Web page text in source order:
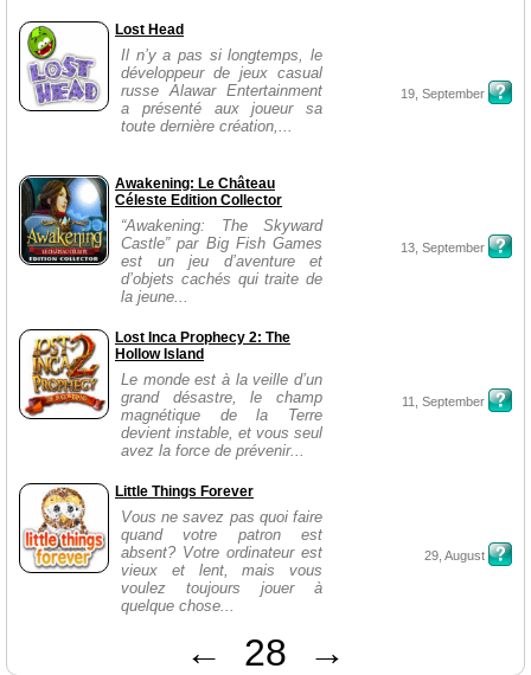
Lost Head
Il n’y a pas si longtemps, le
développeur de jeux casual
russe Alawar Entertainment
a présenté aux joueur sa
toute dernière création,...
19, September
Awakening: Le Château
Céleste Edition Collector
“Awakening: The Skyward
Castle” par Big Fish Games
est un jeu d’aventure et
d’objets cachés qui traite de
la jeune...
13, September
Lost Inca Prophecy 2: The
Hollow Island
Le monde est à la veille d’un
grand désastre, le champ
magnétique de la Terre
devient instable, et vous seul
avez la force de prévenir...
11, September
Little Things Forever
Vous ne savez pas quoi faire
quand votre patron est
absent? Votre ordinateur est
vieux et lent, mais vous
voulez toujours jouer à
quelque chose...
29, August
← 28 →